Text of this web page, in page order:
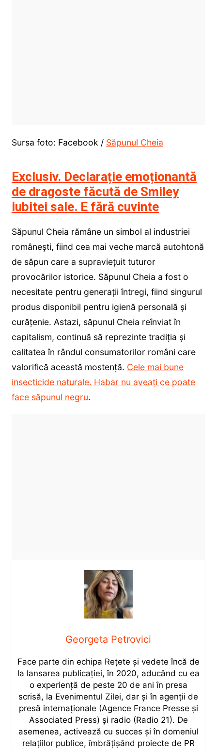
Sursa foto: Facebook / Săpunul Cheia
Exclusiv. Declarație emoționantă
de dragoste făcută de Smiley
iubitei sale. E fără cuvinte
Săpunul Cheia rămâne un simbol al industriei
românești, fiind cea mai veche marcă autohtonă
de săpun care a supraviețuit tuturor
provocărilor istorice. Săpunul Cheia a fost o
necesitate pentru generații întregi, fiind singurul
produs disponibil pentru igienă personală și
curățenie. Astazi, săpunul Cheia reînviat în
capitalism, continuă să reprezinte tradiția și
calitatea în rândul consumatorilor români care
valorifică această mostență. Cele mai bune
insecticide naturale. Habar nu aveați ce poate
face săpunul negru.
Georgeta Petrovici
Face parte din echipa Rețete și vedete încă de
la lansarea publicației, în 2020, aducând cu ea
o experiență de peste 20 de ani în presa
scrisă, la Evenimentul Zilei, dar și în agenții de
presă internaționale (Agence France Presse și
Associated Press) și radio (Radio 21). De
asemenea, activează cu succes și în domeniul
relațiilor publice, îmbrățișând proiecte de PR